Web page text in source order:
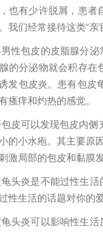
也有少许脱屑，患者
我们经常接待这类“亲
性包皮的皮脂腺分泌
的分泌物就会积存在
发包皮炎。患有包皮
瘙痒和灼热的感觉。
皮可以发现包皮内
的小水疱。其主要原
激局部的包皮和黏膜发
头炎是不能过性生
性生活的话题对你的
头炎可以影响性生